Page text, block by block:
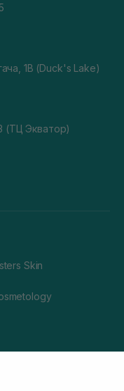
1В (Duck's Lake)
(ТЦ Экватор)
Skin